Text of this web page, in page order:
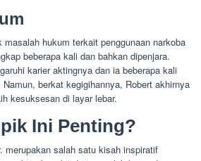
masalah hukum terkait penggunaan narkoba
beberapa kali dan bahkan dipenjara.
karier aktingnya dan ia beberapa kali
berkat kegigihannya, Robert akhirnya
kesuksesan di layar lebar.
Ini Penting?
merupakan salah satu kisah inspiratif